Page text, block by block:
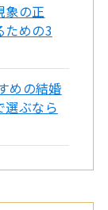
象の正
ための3
めの結婚
選ぶなら